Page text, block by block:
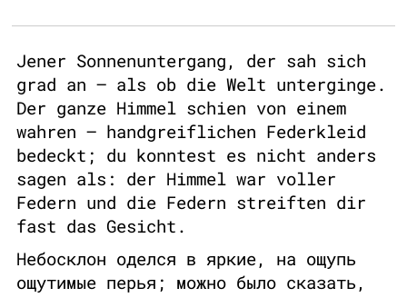
Jener Sonnenuntergang, der sah sich
grad an – als ob die Welt unterginge.
Der ganze Himmel schien von einem
wahren – handgreiflichen Federkleid
bedeckt; du konntest es nicht anders
sagen als: der Himmel war voller
Federn und die Federn streiften dir
fast das Gesicht.
Небосклон оделся в яркие, на ощупь
ощутимые перья; можно было сказать,